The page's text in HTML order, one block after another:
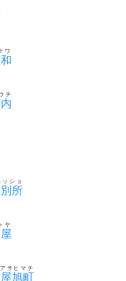
ワ
チ
所
ショ
ヤ
旭町
サヒマチ